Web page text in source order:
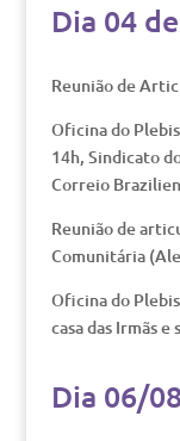
Dia 04
Reunião de
Oficina do
14h, Sindicato
Correio
Reunião de
Comunitária
Oficina do
casa das Irmãs e
Dia 06/